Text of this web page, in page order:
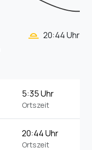
wb_twilight_2 20:44 Uhr
5:35 Uhr
Ortszeit
20:44 Uhr
Ortszeit